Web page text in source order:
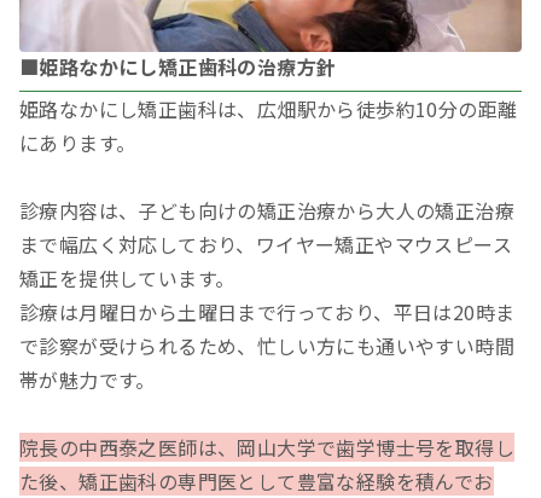
■姫路なかにし矯正歯科の治療方針
姫路なかにし矯正歯科は、広畑駅から徒歩約10分の距離
にあります。
診療内容は、子ども向けの矯正治療から大人の矯正治療
まで幅広く対応しており、ワイヤー矯正やマウスピース
矯正を提供しています。
診療は月曜日から土曜日まで行っており、平日は20時ま
で診察が受けられるため、忙しい方にも通いやすい時間
帯が魅力です。
院長の中西泰之医師は、岡山大学で歯学博士号を取得し
た後、矯正歯科の専門医として豊富な経験を積んでお